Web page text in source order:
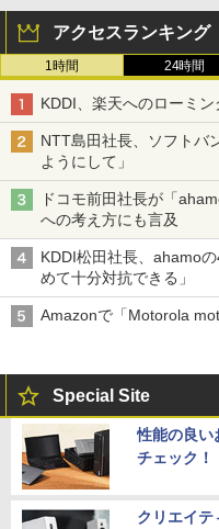
アクセスランキング
1時間 24時間
KDDI、楽天へのローミ
NTT島田社長、ソフトバ
ようにして」
ドコモ前田社長が「
への考え方にも言及
KDDI松田社長、ahamo
めて十分対抗できる」
Amazonで「Motorola
Special Site
性能の良い
チェック！
クリエイテ